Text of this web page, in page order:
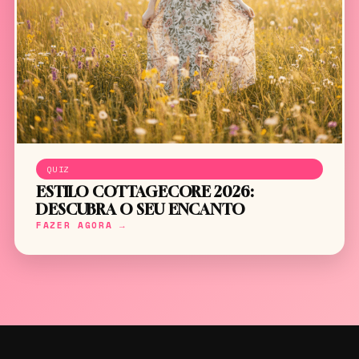
QUIZ
ESTILO COTTAGECORE 2026:
DESCUBRA O SEU ENCANTO
FAZER AGORA →